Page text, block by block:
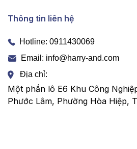
Thông tin liên hệ
Hotline: 0911430069
Email: info@harry-and.com
Địa chỉ:
Một phần lô E6 Khu Công
Phước Lâm, Phường Hòa Hiệp,